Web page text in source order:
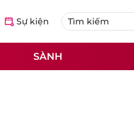
Sự kiện
SÀNH